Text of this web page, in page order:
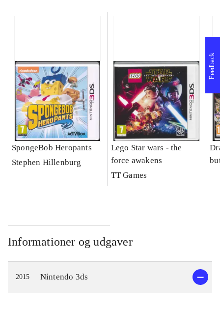
SpongeBob Heropants
Stephen Hillenburg
Lego Star wars - the
force awakens
TT Games
Informationer og udgaver
2015 Nintendo 3ds
Feedback